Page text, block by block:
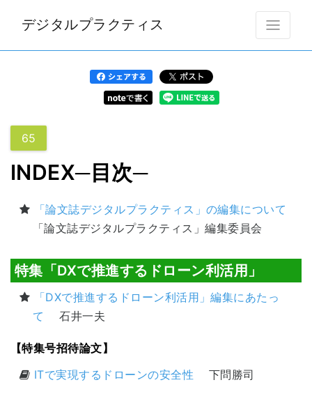
デジタルプラクティス
65
INDEX─目次─
「論文誌デジタルプラクティス」の編集について
「論文誌デジタルプラクティス」編集委員会
特集「DXで推進するドローン利活用」
「DXで推進するドローン利活用」編集にあたっ
て
石井一夫
【特集号招待論文】
ITで実現するドローンの安全性 下問勝司